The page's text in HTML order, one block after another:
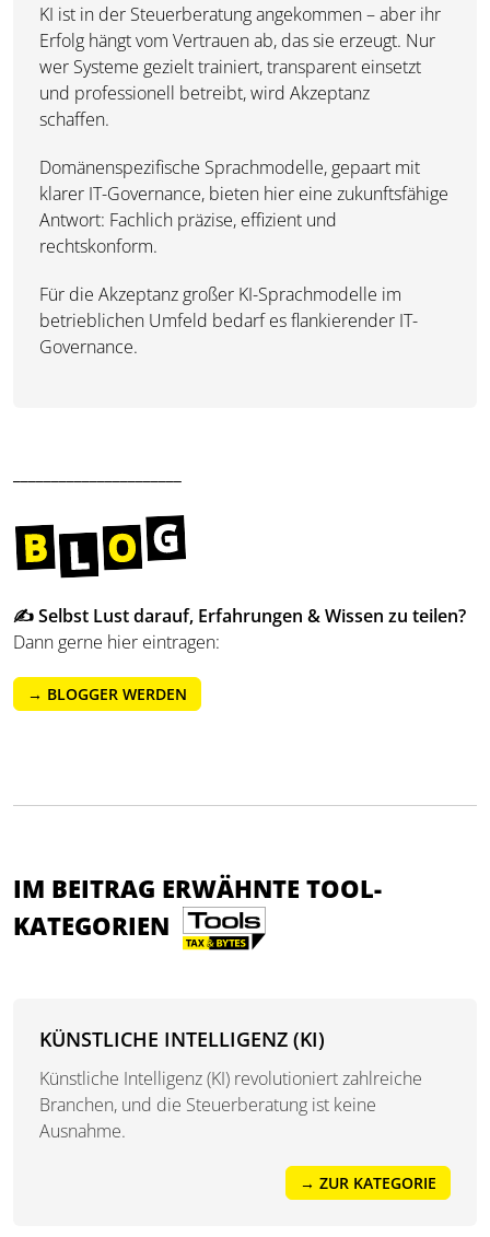
KI ist in der Steuerberatung angekommen – aber ihr
Erfolg hängt vom Vertrauen ab, das sie erzeugt. Nur
wer Systeme gezielt trainiert, transparent einsetzt
und professionell betreibt, wird Akzeptanz
schaffen.
Domänenspezifische Sprachmodelle, gepaart mit
klarer IT-Governance, bieten hier eine zukunftsfähige
Antwort: Fachlich präzise, effizient und
rechtskonform.
Für die Akzeptanz großer KI-Sprachmodelle im
betrieblichen Umfeld bedarf es flankierender IT-
Governance.
✍️ Selbst Lust darauf, Erfahrungen & Wissen zu teilen?
Dann gerne hier eintragen:
→ BLOGGER WERDEN
IM BEITRAG ERWÄHNTE TOOL-
KATEGORIEN
KÜNSTLICHE INTELLIGENZ (KI)
Künstliche Intelligenz (KI) revolutioniert zahlreiche
Branchen, und die Steuerberatung ist keine
Ausnahme.
→ ZUR KATEGORIE